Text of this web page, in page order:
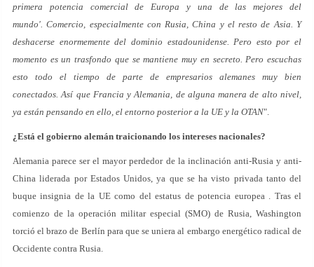
primera potencia comercial de Europa y una de las mejores del
mundo'. Comercio, especialmente con Rusia, China y el resto de Asia. Y
deshacerse enormemente del dominio estadounidense. Pero esto por el
momento es un trasfondo que se mantiene muy en secreto. Pero escuchas
esto todo el tiempo de parte de empresarios alemanes muy bien
conectados. Así que Francia y Alemania, de alguna manera de alto nivel,
ya están pensando en ello, el entorno posterior a la UE y la OTAN".
¿Está el gobierno alemán traicionando los intereses nacionales?
Alemania parece ser el mayor perdedor de la inclinación anti-Rusia y anti-
China liderada por Estados Unidos, ya que se ha visto privada tanto del
buque insignia de la UE como del estatus de potencia europea . Tras el
comienzo de la operación militar especial (SMO) de Rusia, Washington
torció el brazo de Berlín para que se uniera al embargo energético radical de
Occidente contra Rusia.